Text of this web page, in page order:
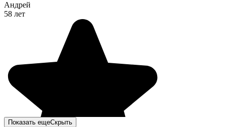
Андрей
58 лет
Показать ещеСкрыть